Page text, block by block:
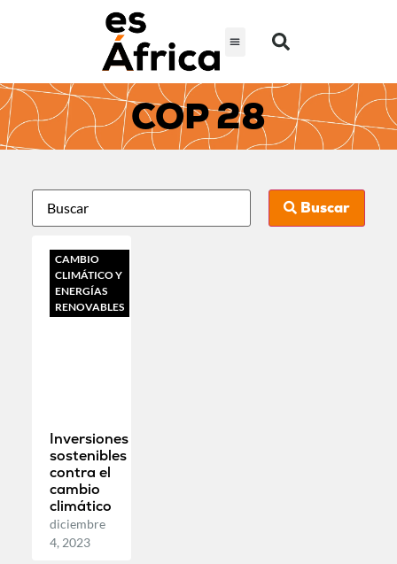
COP 28
Buscar
CAMBIO
CLIMÁTICO Y
ENERGÍAS
RENOVABLES
Inversiones
sostenibles
contra el
cambio
climático
diciembre
4, 2023